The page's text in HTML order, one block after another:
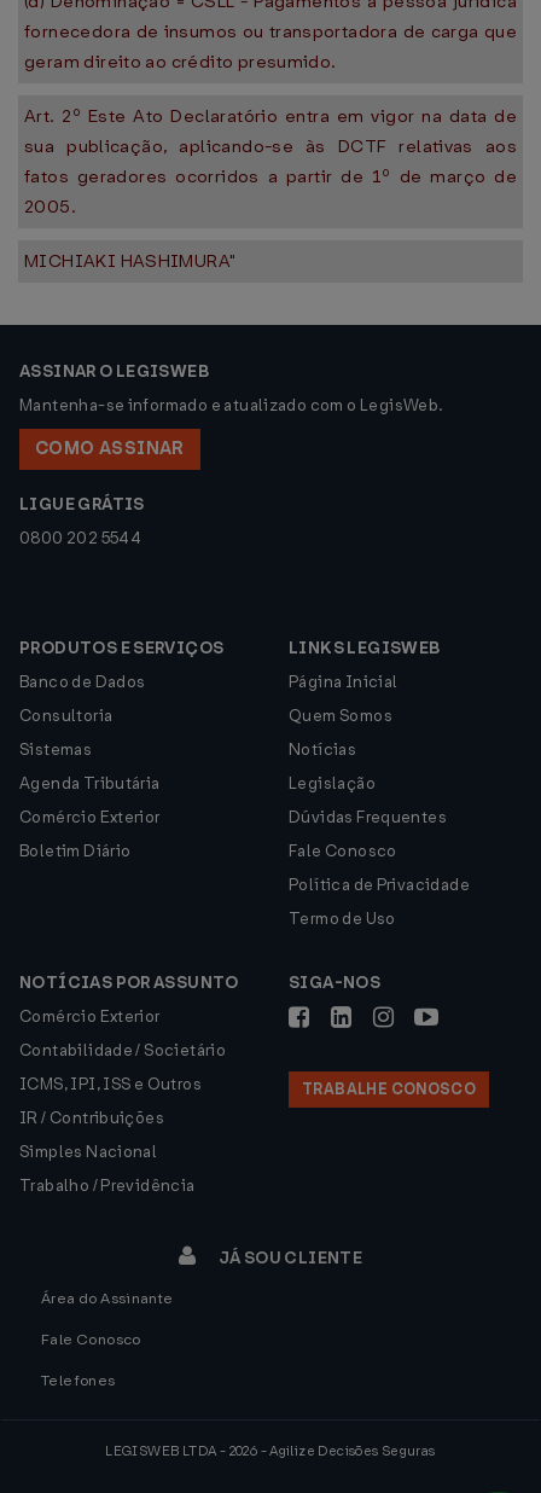
fornecedora de insumos ou transportadora de carga que
geram direito ao crédito presumido.
Art. 2º Este Ato Declaratório entra em vigor na data de
sua publicação, aplicando-se às DCTF relativas aos
fatos geradores ocorridos a partir de 1º de março de
2005.
MICHIAKI HASHIMURA"
ASSINAR O LEGISWEB
Mantenha-se informado e atualizado com o LegisWeb.
COMO ASSINAR
LIGUE GRÁTIS
0800 202 5544
PRODUTOS E SERVIÇOS
Banco de Dados
Consultoria
Sistemas
Agenda Tributária
Comércio Exterior
Boletim Diário
LINKS LEGISWEB
Página Inicial
Quem Somos
Notícias
Legislação
Dúvidas Frequentes
Fale Conosco
Política de Privacidade
Termo de Uso
NOTÍCIAS POR ASSUNTO
Comércio Exterior
Contabilidade / Societário
ICMS, IPI, ISS e Outros
IR / Contribuições
Simples Nacional
Trabalho / Previdência
SIGA-NOS
TRABALHE CONOSCO
JÁ SOU CLIENTE
Área do Assinante
Fale Conosco
Telefones
LEGISWEB LTDA - 2026 - Agilize Decisões Seguras